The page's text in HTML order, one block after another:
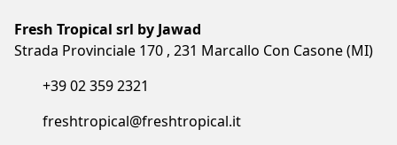
+39 02 359 2321
freshtropical@freshtropical.it
freshtropical@pec.it